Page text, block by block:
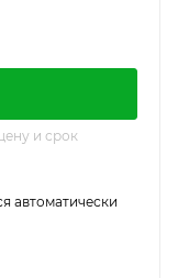
и срок
автоматически